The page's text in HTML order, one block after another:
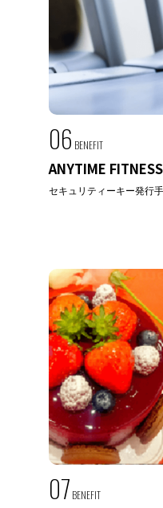
06 BENEFIT
ANYTIME FITNESS
セキュリティーキー発行
07 BENEFIT